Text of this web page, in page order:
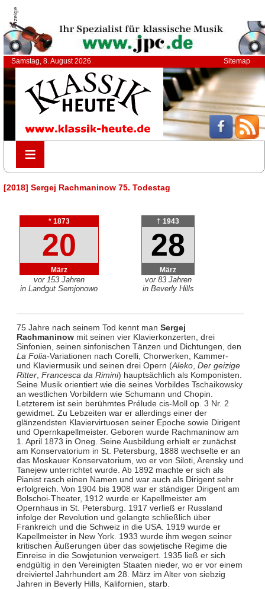
Anzeige
Samstag, 8. August 2026 Sitemap
≡
≡
[2018] Sergej Rachmaninow 75. Todestag
* 1873
20
März
vor 153 Jahren
in Landgut Semjonowo
† 1943
28
März
vor 83 Jahren
in Beverly Hills
75 Jahre nach seinem Tod kennt man Sergej
Rachmaninowmit seinen vier Klavierkonzerten, drei
Sinfonien, seinen sinfonischen Tänzen und Dichtungen, den
La Folia-Variationen nach Corelli, Chorwerken, Kammer-
und Klaviermusik und seinen drei Opern (Aleko, Der geizige
Ritter, Francesca da Rimini) hauptsächlich als Komponisten.
Seine Musik orientiert wie die seines Vorbildes Tschaikowsky
an westlichen Vorbildern wie Schumann und Chopin.
Letzterem ist sein berühmtes Prélude cis-Moll op. 3 Nr. 2
gewidmet. Zu Lebzeiten war er allerdings einer der
glänzendsten Klaviervirtuosen seiner Epoche sowie Dirigent
und Opernkapellmeister. Geboren wurde Rachmaninow am
1. April 1873 in Oneg. Seine Ausbildung erhielt er zunächst
am Konservatorium in St. Petersburg, 1888 wechselte er an
das Moskauer Konservatorium, wo er von Siloti, Arensky und
Tanejew unterrichtet wurde. Ab 1892 machte er sich als
Pianist rasch einen Namen und war auch als Dirigent sehr
erfolgreich. Von 1904 bis 1908 war er ständiger Dirigent am
Bolschoi-Theater, 1912 wurde er Kapellmeister am
Opernhaus in St. Petersburg. 1917 verließ er Russland
infolge der Revolution und gelangte schließlich über
Frankreich und die Schweiz in die USA. 1919 wurde er
Kapellmeister in New York. 1933 wurde ihm wegen seiner
kritischen Äußerungen über das sowjetische Regime die
Einreise in die Sowjetunion verweigert. 1935 ließ er sich
endgültig in den Vereinigten Staaten nieder, wo er vor einem
dreiviertel Jahrhundert am 28. März im Alter von siebzig
Jahren in Beverly Hills, Kalifornien, starb.